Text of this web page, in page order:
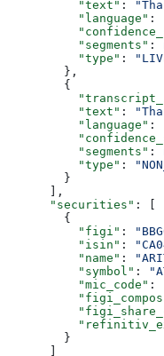
          "text"
:
          "language"
:
          "segments"
:
          "type"
:
        },
        {
          "text"
:
          "language"
:
          "segments"
:
          "type"
:
        }
      ],
      "securities"
: [
        {
          "figi"
:
          "isin"
:
          "name"
:
          "symbol"
:
          "mic_code"
:
        }